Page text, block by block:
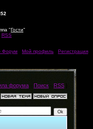
"Гости"
RSS
Форум Мой профиль Регистрация
форума Поиск RSS